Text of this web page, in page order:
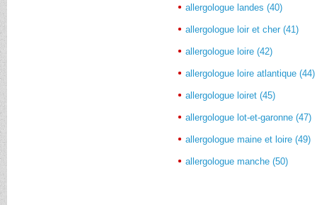
allergologue landes (40)
allergologue loir et cher (41)
allergologue loire (42)
allergologue loire atlantique (44)
allergologue loiret (45)
allergologue lot-et-garonne (47)
allergologue maine et loire (49)
allergologue manche (50)